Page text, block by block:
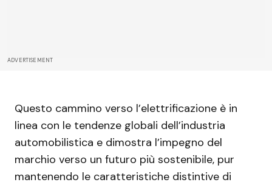
ADVERTISEMENT
Questo cammino verso l’elettrificazione è in
linea con le tendenze globali dell’industria
automobilistica e dimostra l’impegno del
marchio verso un futuro più sostenibile, pur
mantenendo le caratteristiche distintive di